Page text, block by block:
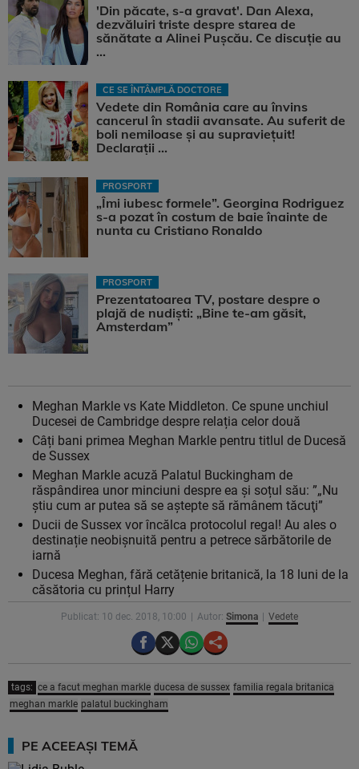
'Din păcate, s-a gravat'. Dan Alexa,
dezvăluiri triste despre starea de
sănătate a Alinei Pușcău. Ce discuție au
...
CE SE ÎNTÂMPLĂ DOCTORE
Vedete din România care au învins
cancerul în stadii avansate. Au suferit de
boli nemiloase şi au supravieţuit!
Declarații ...
PROSPORT
„Îmi iubesc formele”. Georgina Rodriguez
s-a pozat în costum de baie înainte de
nunta cu Cristiano Ronaldo
PROSPORT
Prezentatoarea TV, postare despre o
plajă de nudiști: „Bine te-am găsit,
Amsterdam”
Meghan Markle vs Kate Middleton. Ce spune unchiul
Ducesei de Cambridge despre relația celor două
Câți bani primea Meghan Markle pentru titlul de Ducesă
de Sussex
Meghan Markle acuză Palatul Buckingham de
răspândirea unor minciuni despre ea și soțul său: ”„Nu
ştiu cum ar putea să se aştepte să rămânem tăcuţi”
Ducii de Sussex vor încălca protocolul regal! Au ales o
destinație neobișnuită pentru a petrece sărbătorile de
iarnă
Ducesa Meghan, fără cetățenie britanică, la 18 luni de la
căsătoria cu prințul Harry
Publicat: 10 dec. 2018, 10:00 Autor: Simona Vedete
tags: ce a facut meghan markle ducesa de sussex familia regala britanica
meghan markle palatul buckingham
PE ACEEAȘI TEMĂ